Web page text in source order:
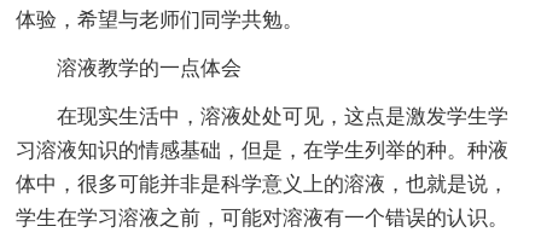
体验，希望与老师们同学共勉。
溶液教学的一点体会
在现实生活中，溶液处处可见，这点是激发学生学
习溶液知识的情感基础，但是，在学生列举的种。种液
体中，很多可能并非是科学意义上的溶液，也就是说，
学生在学习溶液之前，可能对溶液有一个错误的认识。